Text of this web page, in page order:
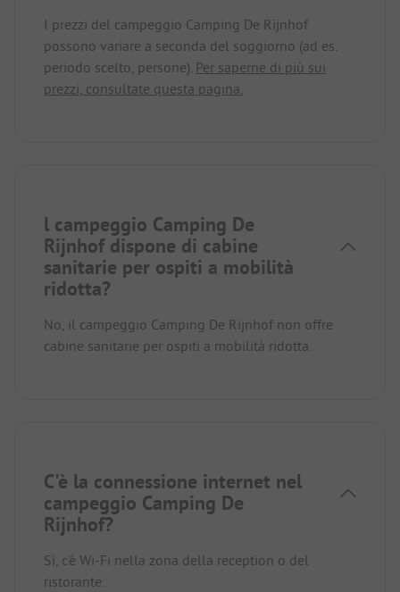
I prezzi del campeggio Camping De Rijnhof
possono variare a seconda del soggiorno (ad es.
periodo scelto, persone). Per saperne di più sui
prezzi, consultate questa pagina.
l campeggio Camping De
Rijnhof dispone di cabine
sanitarie per ospiti a mobilità
ridotta?
No, il campeggio Camping De Rijnhof non offre
cabine sanitarie per ospiti a mobilità ridotta.
C'è la connessione internet nel
campeggio Camping De
Rijnhof?
Sì, c'è Wi-Fi nella zona della reception o del
ristorante.